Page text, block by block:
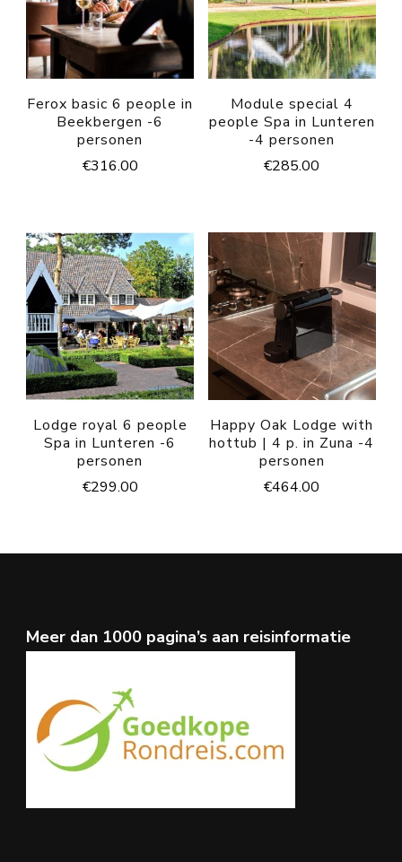
Ferox basic 6 people in
Beekbergen -6
personen
€316.00
Module special 4
people Spa in Lunteren
-4 personen
€285.00
Lodge royal 6 people
Spa in Lunteren -6
personen
€299.00
Happy Oak Lodge with
hottub | 4 p. in Zuna -4
personen
€464.00
Meer dan 1000 pagina’s aan reisinformatie